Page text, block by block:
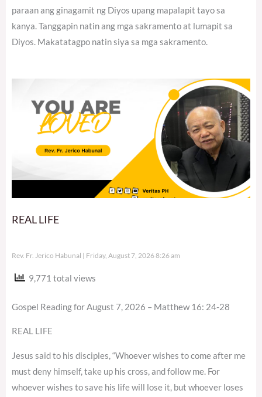
paraan ang ginagamit ng Diyos upang mapalapit tayo sa
kanya. Tanggapin natin ang mga sakramento at lumapit sa
Diyos. Makatatagpo natin siya sa mga sakramento.
REAL LIFE
Rev. Fr. Jerico Habunal Friday, August 7, 2026 8:26 am
9,771 total views
Gospel Reading for August 7, 2026 – Matthew 16: 24-28
REAL LIFE
Jesus said to his disciples, “Whoever wishes to come after me
must deny himself, take up his cross, and follow me. For
whoever wishes to save his life will lose it, but whoever loses